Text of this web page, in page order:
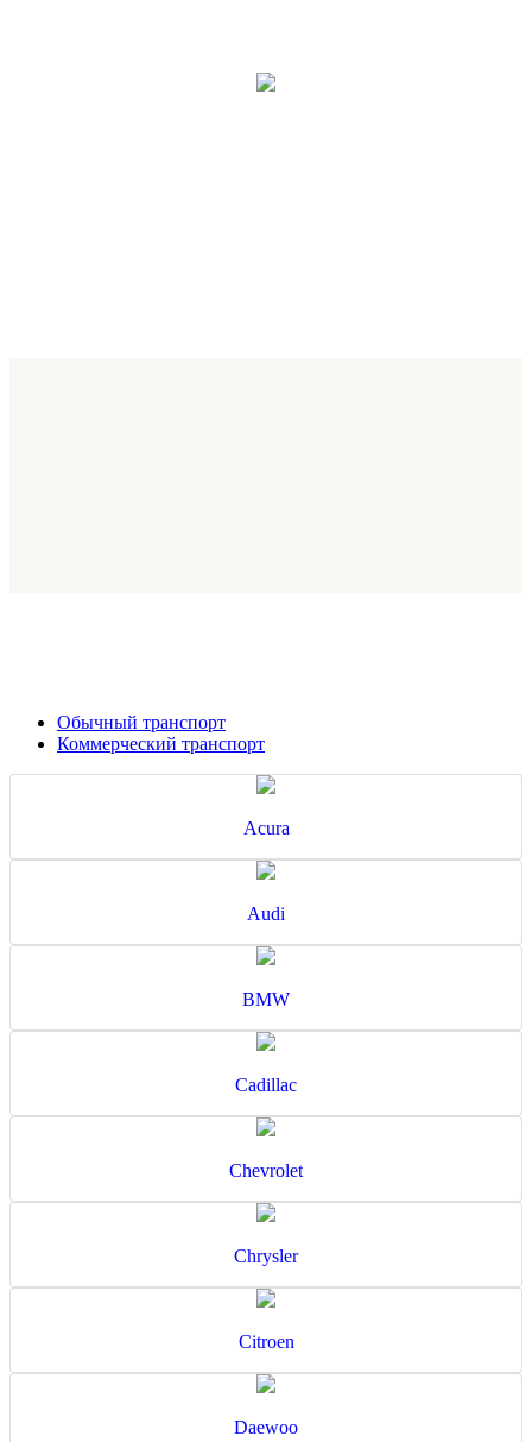
Обычный транспорт
Коммерческий транспорт
Acura
Audi
BMW
Cadillac
Chevrolet
Chrysler
Citroen
Daewoo